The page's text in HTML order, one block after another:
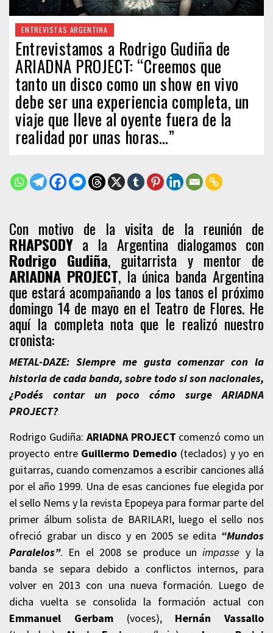
ENTREVISTAS ARGENTINA
Entrevistamos a Rodrigo Gudiña de
ARIADNA PROJECT: “Creemos que
tanto un disco como un show en vivo
debe ser una experiencia completa, un
viaje que lleve al oyente fuera de la
realidad por unas horas…”
Con motivo de la visita de la reunión de
RHAPSODY a la Argentina dialogamos con
Rodrigo Gudiña, guitarrista y mentor de
ARIADNA PROJECT, la única banda Argentina
que estará acompañando a los tanos el próximo
domingo 14 de mayo en el Teatro de Flores. He
aquí la completa nota que le realizó nuestro
cronista:
METAL-DAZE: Siempre me gusta comenzar con la
historia de cada banda, sobre todo si son nacionales,
¿Podés contar un poco cómo surge ARIADNA
PROJECT?
Rodrigo Gudiña: ARIADNA PROJECT comenzó como un
proyecto entre Guillermo Demedio (teclados) y yo en
guitarras, cuando comenzamos a escribir canciones allá
por el año 1999. Una de esas canciones fue elegida por
el sello Nems y la revista Epopeya para formar parte del
primer álbum solista de BARILARI, luego el sello nos
ofreció grabar un disco y en 2005 se edita “Mundos
Paralelos”. En el 2008 se produce unimpasse y la
banda se separa debido a conflictos internos, para
volver en 2013 con una nueva formación. Luego de
dicha vuelta se consolida la formación actual con
Emmanuel Gerbam(voces), Hernán Vassallo